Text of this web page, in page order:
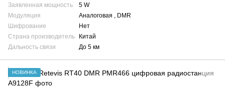
Заявленная мощность
5 W
Модуляция
Аналоговая , DMR
Шифрование
Нет
Страна производитель
Китай
Дальность связи
До 5 км
НОВИНКА